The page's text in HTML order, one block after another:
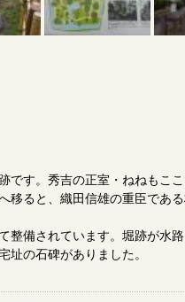
です。秀吉の正室・ねねもこ
移ると、織田信雄の重臣であ
整備されています。堀跡が水
址の石碑がありました。